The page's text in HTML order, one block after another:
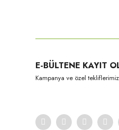
Ürün açıklamasında eksik
Ürün bilgilerinde hatalar
E-BÜLTENE KAYIT
Kampanya ve özel